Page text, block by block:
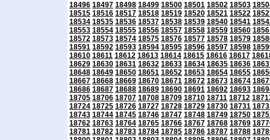
18496 18497 18498 18499 18500 18501 18502 18503
18515 18516 18517 18518 18519 18520 18521 18522
18534 18535 18536 18537 18538 18539 18540 18541
18553 18554 18555 18556 18557 18558 18559 18560
18572 18573 18574 18575 18576 18577 18578 18579
18591 18592 18593 18594 18595 18596 18597 18598
18610 18611 18612 18613 18614 18615 18616 18617
18629 18630 18631 18632 18633 18634 18635 18636
18648 18649 18650 18651 18652 18653 18654 18655
18667 18668 18669 18670 18671 18672 18673 18674
18686 18687 18688 18689 18690 18691 18692 18693
18705 18706 18707 18708 18709 18710 18711 18712
18724 18725 18726 18727 18728 18729 18730 18731
18743 18744 18745 18746 18747 18748 18749 18750
18762 18763 18764 18765 18766 18767 18768 18769
18781 18782 18783 18784 18785 18786 18787 18788